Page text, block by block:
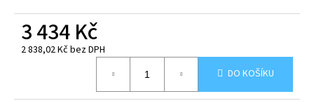
3 434 Kč
2 838,02 Kč bez DPH
DO KOŠÍKU
D
o